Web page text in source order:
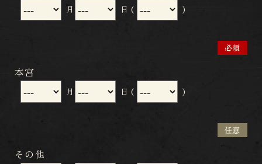
月 日 ( )
必須
本宮
月 日 ( )
任意
その他